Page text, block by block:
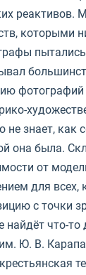
реактивов.
которыми
не знает,
она была.
от
для всех,
с точки
что-
Ю. В.